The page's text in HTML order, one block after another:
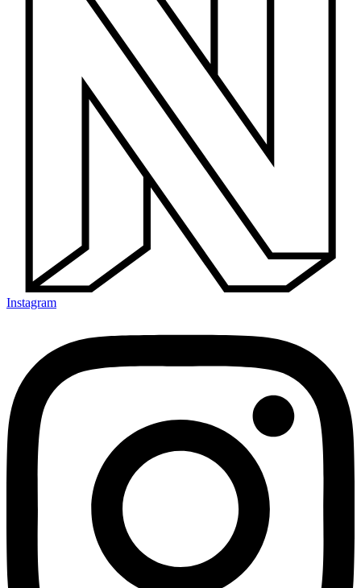
Instagram